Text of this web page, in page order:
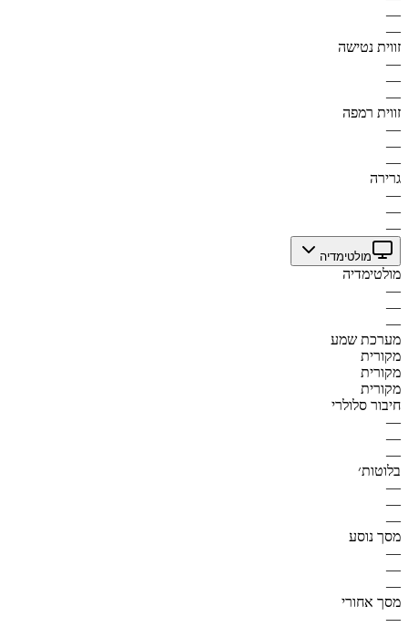
—
—
זווית נטישה
—
—
—
זווית רמפה
—
—
—
גרירה
—
—
—
מולטימדיה
מולטימדיה
—
—
—
מערכת שמע
מקורית
מקורית
מקורית
חיבור סלולרי
—
—
—
בלוטות׳
—
—
—
מסך נוסע
—
—
—
מסך אחורי
—